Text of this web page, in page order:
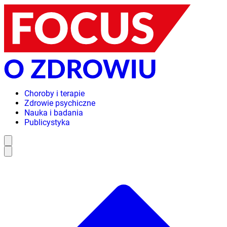
Choroby i terapie
Zdrowie psychiczne
Nauka i badania
Publicystyka